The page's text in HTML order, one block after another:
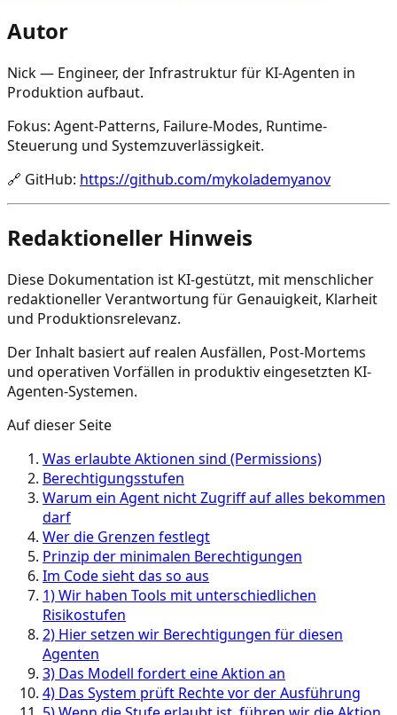
Autor
Nick — Engineer, der Infrastruktur für KI-Agenten in
Produktion aufbaut.
Fokus: Agent-Patterns, Failure-Modes, Runtime-
Steuerung und Systemzuverlässigkeit.
🔗 GitHub: https://github.com/mykolademyanov
Redaktioneller Hinweis
Diese Dokumentation ist KI-gestützt, mit menschlicher
redaktioneller Verantwortung für Genauigkeit, Klarheit
und Produktionsrelevanz.
Der Inhalt basiert auf realen Ausfällen, Post-Mortems
und operativen Vorfällen in produktiv eingesetzten KI-
Agenten-Systemen.
Auf dieser Seite
Was erlaubte Aktionen sind (Permissions)
Berechtigungsstufen
Warum ein Agent nicht Zugriff auf alles bekommen
darf
Wer die Grenzen festlegt
Prinzip der minimalen Berechtigungen
Im Code sieht das so aus
1) Wir haben Tools mit unterschiedlichen
Risikostufen
2) Hier setzen wir Berechtigungen für diesen
Agenten
3) Das Modell fordert eine Aktion an
4) Das System prüft Rechte vor der Ausführung